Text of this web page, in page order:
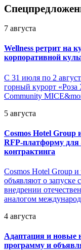
7 августа
Wellness ретрит на
корпоративной
С 31 июля по 2
горный курорт «Роза
Community
5 августа
Cosmos Hotel Group
RFP-платформу для
контрактинга
Cosmos Hotel Group
объявляют о запуске
внедрении
аналогом
4 августа
Адаптация и новые
программу и